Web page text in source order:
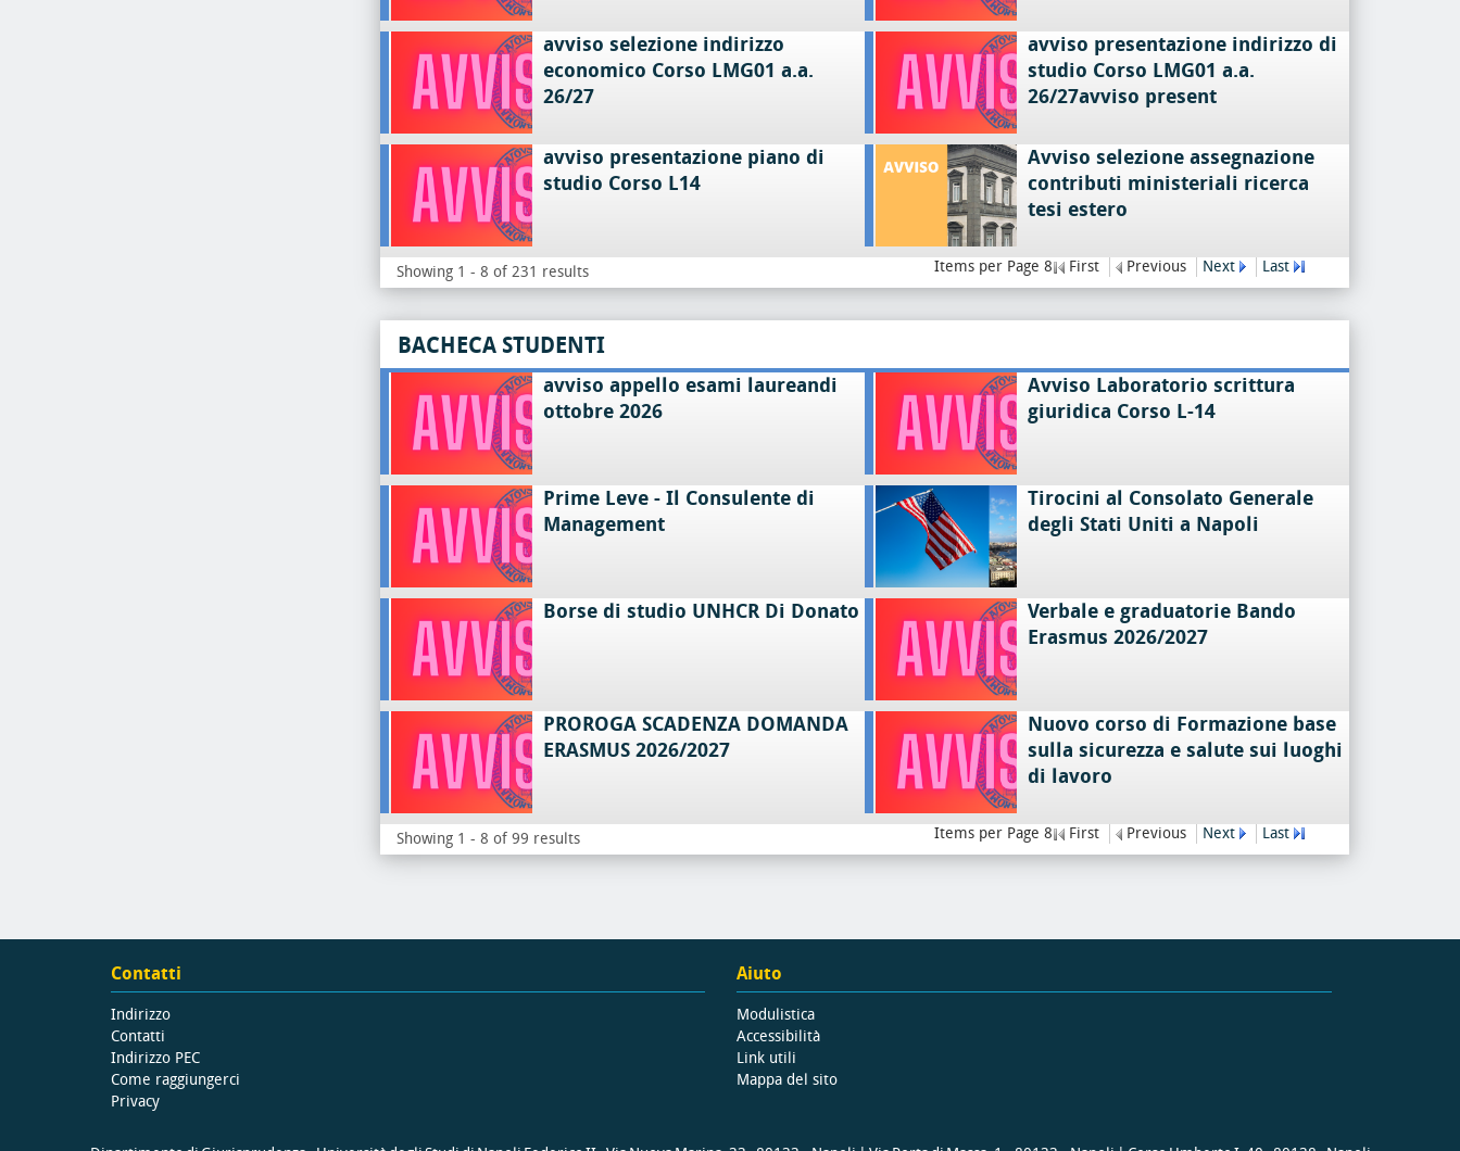
avviso selezione indirizzo
economico Corso LMG01 a.a.
26/27
avviso presentazione indirizzo di
studio Corso LMG01 a.a.
26/27avviso present
avviso presentazione piano di
studio Corso L14
Avviso selezione assegnazione
contributi ministeriali ricerca
tesi estero
Showing 1 - 8 of 231 results Items per Page 8 First Previous Next Last
BACHECA STUDENTI
avviso appello esami laureandi
ottobre 2026
Avviso Laboratorio scrittura
giuridica Corso L-14
Prime Leve - Il Consulente di
Management
Tirocini al Consolato Generale
degli Stati Uniti a Napoli
Borse di studio UNHCR Di Donato
Verbale e graduatorie Bando
Erasmus 2026/2027
PROROGA SCADENZA DOMANDA
ERASMUS 2026/2027
Nuovo corso di Formazione base
sulla sicurezza e salute sui luoghi
di lavoro
Showing 1 - 8 of 99 results Items per Page 8 First Previous Next Last
Contatti
Indirizzo
Contatti
Indirizzo PEC
Come raggiungerci
Privacy
Aiuto
Modulistica
Accessibilità
Link utili
Mappa del sito